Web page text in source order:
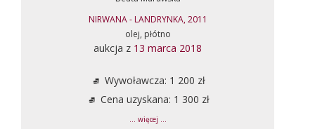
NIRWANA - LANDRYNKA, 2011
olej, płótno
aukcja z 13 marca 2018
Wywoławcza: 1 200 zł
Cena uzyskana: 1 300 zł
... więcej ...